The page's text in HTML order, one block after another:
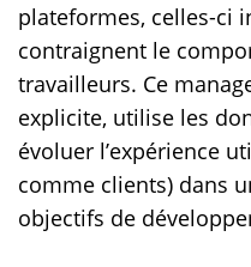
plateformes, celles-ci
contraignent le
travailleurs. Ce
explicite, utilise les
évoluer l’expérience
comme clients) dans
objectifs de